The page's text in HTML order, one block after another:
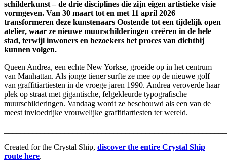
schilderkunst – de drie disciplines die zijn eigen artistieke visie
vormgeven. Van 30 maart tot en met 11 april 2026
transformeren deze kunstenaars Oostende tot een tijdelijk open
atelier, waar ze nieuwe muurschilderingen creëren in de hele
stad, terwijl inwoners en bezoekers het proces van dichtbij
kunnen volgen.
Queen Andrea, een echte New Yorkse, groeide op in het centrum
van Manhattan. Als jonge tiener surfte ze mee op de nieuwe golf
van graffitiartiesten in de vroege jaren 1990. Andrea veroverde haar
plek op straat met gigantische, felgekleurde typografische
muurschilderingen. Vandaag wordt ze beschouwd als een van de
meest invloedrijke vrouwelijke graffitiartiesten ter wereld.
Created for the Crystal Ship, discover the entire Crystal Ship
route here.